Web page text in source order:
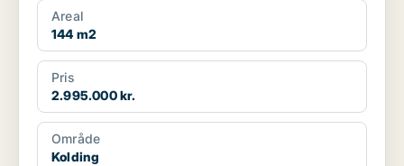
Areal
144 m2
Pris
2.995.000 kr.
Område
Kolding